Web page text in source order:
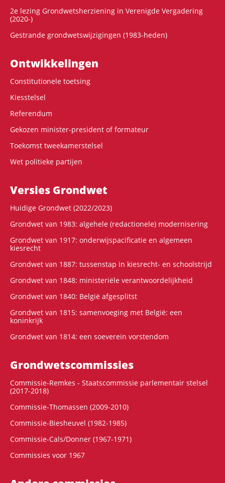
2e lezing Grondwetsherziening in Verenigde Vergadering
(2020-)
Gestrande grondwetswijzigingen (1983-heden)
Ontwikke­lingen
Constitutionele toetsing
Kiesstelsel
Referendum
Gekozen minister-president of formateur
Toekomst tweekamerstelsel
Wet politieke partijen
Versies Grondwet
Huidige Grondwet (2022/2023)
Grondwet van 1983: algehele (redactionele) modernisering
Grondwet van 1917: onderwijspacificatie en algemeen
kiesrecht
Grondwet van 1887: tussenstap in kiesrecht- en schoolstrijd
Grondwet van 1848: ministeriële verantwoordelijkheid
Grondwet van 1840: België afgesplitst
Grondwet van 1815: samenvoeging met België: een
koninkrijk
Grondwet van 1814: een soeverein vorstendom
Grondwets­commissies
Commissie-Remkes - Staatscommissie parlementair stelsel
(2017-2018)
Commissie-Thomassen (2009-2010)
Commissie-Biesheuvel (1982-1985)
Commissie-Cals/Donner (1967-1971)
Commissies voor 1967